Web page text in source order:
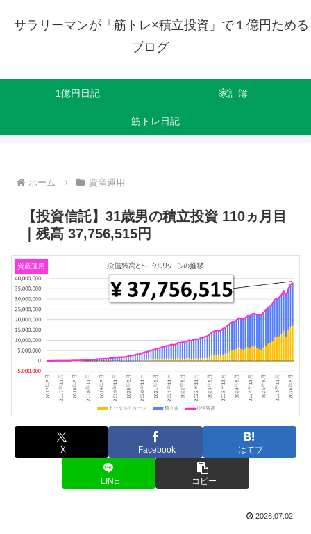
サラリーマンが「筋トレ×積立投資」で１億円ためる
ブログ
1億円日記 家計簿
筋トレ日記
ホーム 資産運用
【投資信託】31歳男の積立投資 110ヵ月目
｜残高 37,756,515円
資産運用
X Facebook はてブ
LINE コピー
2026.07.02